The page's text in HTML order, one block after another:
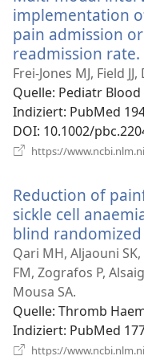
implementation
pain admission
readmission rate.
Frei-Jones MJ, Field
Quelle‎: Pediatr Blood
Indiziert‎: PubMed
DOI‎: 10.1002/
https://
Reduction of
sickle cell
blind
Qari MH, Aljaouni
FM, Zografos P,
Mousa SA.
Quelle‎: Thromb
Indiziert‎: PubMed
https://